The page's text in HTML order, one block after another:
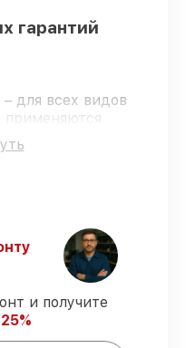
гарантий
– для всех видов
применяются
проходят
–
гарантийным
и получите